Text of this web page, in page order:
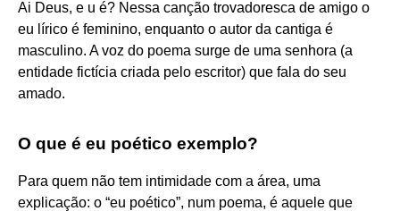
Ai Deus, e u é? Nessa canção trovadoresca de amigo o
eu lírico é feminino, enquanto o autor da cantiga é
masculino. A voz do poema surge de uma senhora (a
entidade fictícia criada pelo escritor) que fala do seu
amado.
O que é eu poético exemplo?
Para quem não tem intimidade com a área, uma
explicação: o “eu poético”, num poema, é aquele que